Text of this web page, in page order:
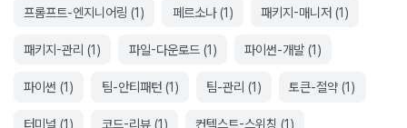
프롬프트-엔지니어링 (1) 페르소나(1) 패키지-매니저(1)
패키지-관리 (1) 파일-다운로드(1) 파이썬-개발(1)
파이썬 (1) 팀-안티패턴(1) 팀-관리 (1) 토큰-절약 (1)
터미널 (1) 코드-리뷰(1) 컨텍스트-스위칭 (1)